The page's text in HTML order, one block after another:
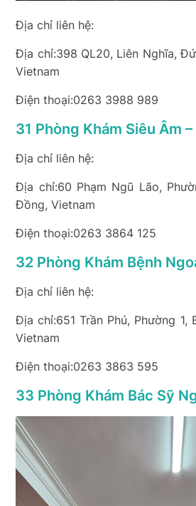
Địa chỉ liên hệ:
Địa chỉ:398 QL20, Liên Nghĩa,
Vietnam
Điện thoại:0263 3988 989
31 Phòng Khám Siêu Âm
Địa chỉ liên hệ:
Địa chỉ:60 Phạm Ngũ Lão,
Đồng, Vietnam
Điện thoại:0263 3864 125
32 Phòng Khám Bệnh
Địa chỉ liên hệ:
Địa chỉ:651 Trần Phú, Phường 1,
Vietnam
Điện thoại:0263 3863 595
33 Phòng Khám Bác Sỹ